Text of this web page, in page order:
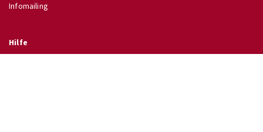
Infomailing
Hilfe